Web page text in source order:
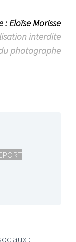
: Eloïse Morisse
interdite
photographe
: